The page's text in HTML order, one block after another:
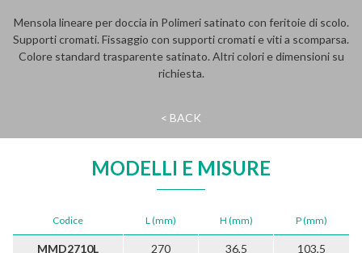
Mensola lineare per doccia in Polimeri satinato con feritoie di scolo.
Supporti cromati. Fissaggio con supporti cromati e viti a scomparsa.
Colore standard trasparente satinato. Altri colori e dimensioni su
richiesta.
< BACK
MODELLI E MISURE
Codice L (mm) H (mm) P (mm)
MMD2710L 270 36,5 103,5